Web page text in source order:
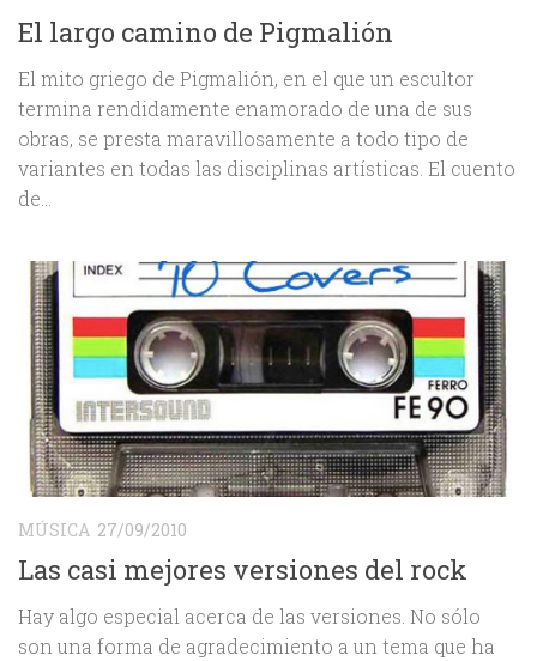
El largo camino de Pigmalión
El mito griego de Pigmalión, en el que un escultor
termina rendidamente enamorado de una de sus
obras, se presta maravillosamente a todo tipo de
variantes en todas las disciplinas artísticas. El cuento
de...
MÚSICA 27/09/2010
Las casi mejores versiones del rock
Hay algo especial acerca de las versiones. No sólo
son una forma de agradecimiento a un tema que ha